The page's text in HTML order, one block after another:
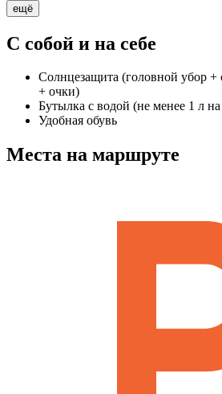
ещё
С собой и на себе
Солнцезащита (головной убор
+ очки)
Бутылка с водой (не менее 1 л на
Удобная обувь
Места на маршруте